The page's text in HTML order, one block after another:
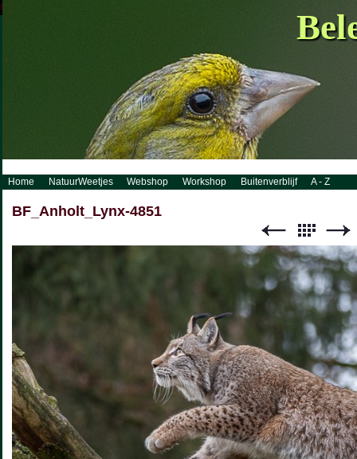
http://www.visueelconcept.nl/sitemap.xml.gz
Home NatuurWeetjes Webshop Workshop Buitenverblijf A - Z
BF_Anholt_Lynx-4851